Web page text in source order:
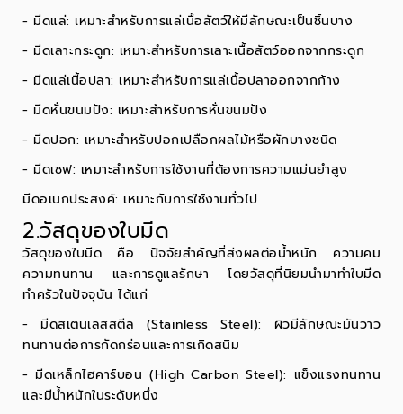
- มีดแล่: เหมาะสำหรับการแล่เนื้อสัตว์ให้มีลักษณะเป็นชิ้นบาง
- มีดเลาะกระดูก: เหมาะสำหรับการเลาะเนื้อสัตว์ออกจากกระดูก
- มีดแล่เนื้อปลา: เหมาะสำหรับการแล่เนื้อปลาออกจากก้าง
- มีดหั่นขนมปัง: เหมาะสำหรับการหั่นขนมปัง
- มีดปอก: เหมาะสำหรับปอกเปลือกผลไม้หรือผักบางชนิด
- มีดเชฟ: เหมาะสำหรับการใช้งานที่ต้องการความแม่นยำสูง
มีดอเนกประสงค์: เหมาะกับการใช้งานทั่วไป
2.วัสดุของใบมีด
วัสดุของใบมีด คือ ปัจจัยสำคัญที่ส่งผลต่อน้ำหนัก ความคม
ความทนทาน และการดูแลรักษา โดยวัสดุที่นิยมนำมาทำใบมีด
ทำครัวในปัจจุบัน ได้แก่
-มีดสเตนเลสสตีล (Stainless Steel): ผิวมีลักษณะมันวาว
ทนทานต่อการกัดกร่อนและการเกิดสนิม
- มีดเหล็กไฮคาร์บอน (High Carbon Steel): แข็งแรงทนทาน
และมีน้ำหนักในระดับหนึ่ง